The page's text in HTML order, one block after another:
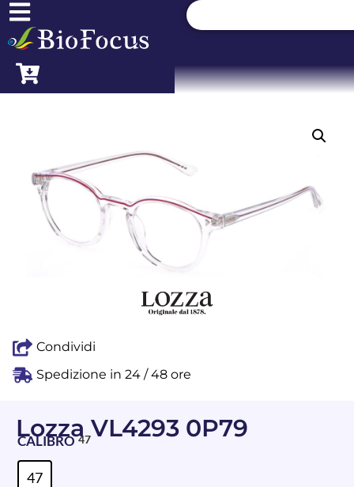
Condividi
Spedizione in 24 / 48 ore
Lozza VL4293 0P79
CALIBRO 47
47